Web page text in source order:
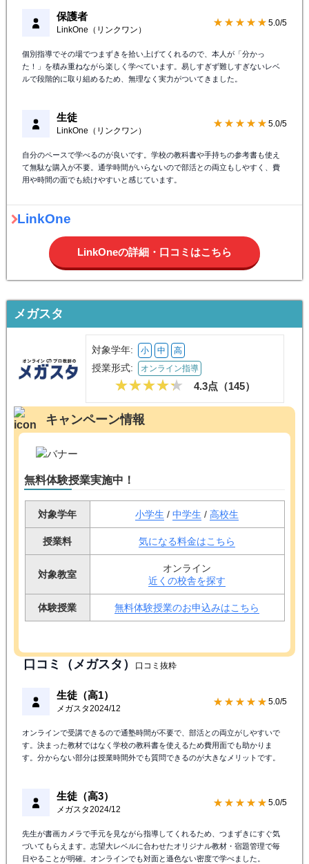
保護者
LinkOne（リンクワン）
★★★★★ 5.0/5
個別指導でその場でつまずきを拾い上げてくれるので、本人が「分かっ
た！」を積み重ねながら楽しく学べています。易しすぎず難しすぎないレベ
ルで段階的に取り組めるため、無理なく実力がついてきました。
生徒
LinkOne（リンクワン）
★★★★★ 5.0/5
自分のペースで学べるのが良いです。学校の教科書や手持ちの参考書も使え
て無駄な購入が不要。通学時間がいらないので部活との両立もしやすく、費
用や時間の面でも続けやすいと感じています。
LinkOne
LinkOneの詳細・口コミはこちら
メガスタ
対象学年: 小 中 高
授業形式: オンライン指導
4.3点（145）
キャンペーン情報
無料体験授業実施中！
対象学年 小学生 / 中学生 / 高校生
授業料 気になる料金はこちら
対象教室
オンライン
近くの校舎を探す
体験授業 無料体験授業のお申込みはこちら
口コミ（メガスタ） 口コミ抜粋
生徒（高1）
メガスタ2024/12
★★★★★ 5.0/5
オンラインで受講できるので通塾時間が不要で、部活との両立がしやすいで
す。決まった教材ではなく学校の教科書を使えるため費用面でも助かりま
す。分からない部分は授業時間外でも質問できるのが大きなメリットです。
生徒（高3）
メガスタ2024/12
★★★★★ 5.0/5
先生が書画カメラで手元を見ながら指導してくれるため、つまずきにすぐ気
づいてもらえます。志望大レベルに合わせたオリジナル教材・宿題管理で毎
日やることが明確。オンラインでも対面と遜色ない密度で学べました。